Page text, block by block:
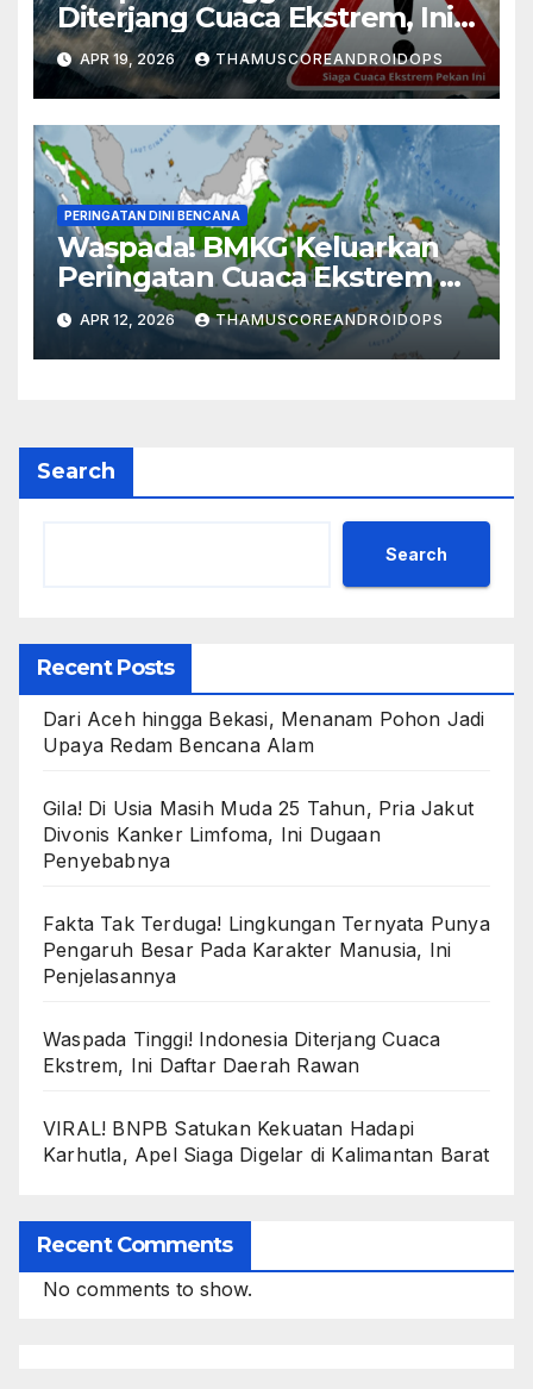
Diterjang Cuaca Ekstrem, Ini
Daftar Daerah Rawan
APR 19, 2026 THAMUSCOREANDROIDOPS
PERINGATAN DINI BENCANA
Waspada! BMKG Keluarkan
Peringatan Cuaca Ekstrem di
Aceh Hingga 20 April
APR 12, 2026 THAMUSCOREANDROIDOPS
Search
Search
Recent Posts
Dari Aceh hingga Bekasi, Menanam Pohon Jadi
Upaya Redam Bencana Alam
Gila! Di Usia Masih Muda 25 Tahun, Pria Jakut
Divonis Kanker Limfoma, Ini Dugaan
Penyebabnya
Fakta Tak Terduga! Lingkungan Ternyata Punya
Pengaruh Besar Pada Karakter Manusia, Ini
Penjelasannya
Waspada Tinggi! Indonesia Diterjang Cuaca
Ekstrem, Ini Daftar Daerah Rawan
VIRAL! BNPB Satukan Kekuatan Hadapi
Karhutla, Apel Siaga Digelar di Kalimantan Barat
Recent Comments
No comments to show.